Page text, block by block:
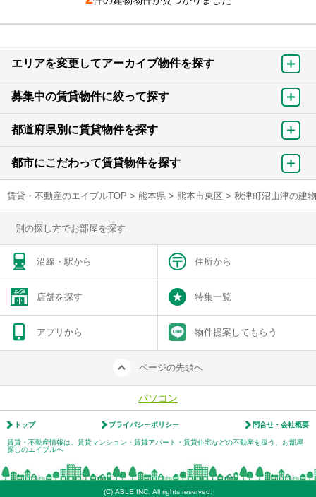
エリアを変更してアーカイブ物件を探す
募集中の賃貸物件に絞って探す
都道府県別に賃貸物件を探す
都市にこだわって賃貸物件を探す
賃貸・不動産のエイブルTOP > 熊本県 > 熊本市東区 > 秋津町沼山津の建
別の探し方でお部屋を探す
沿線・駅から 住所から
店舗を探す 特集一覧
アプリから 物件提案してもらう
ページの先頭へ
パソコン
トップ プライバシーポリシー 問合せ・会社概要
賃貸・不動産情報は、賃貸マンション・賃貸アパート・賃貸住宅などの不動産を扱う、お部屋
探しのエイブルへ
(C) ABLE INC. All rights reserved.